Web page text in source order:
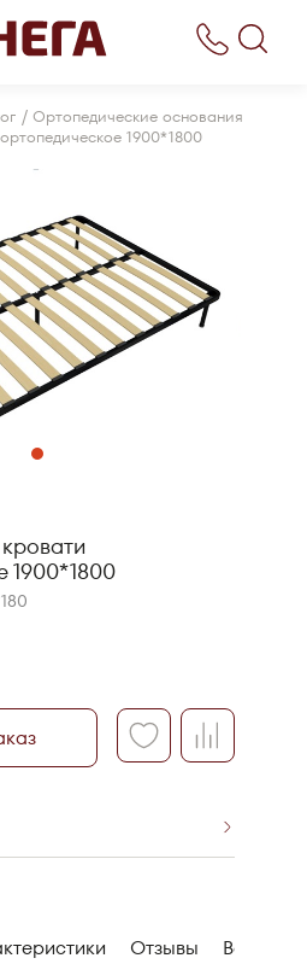
/ Ортопедические основания
1900*1800
1900*1800
Отзывы Вопрос-